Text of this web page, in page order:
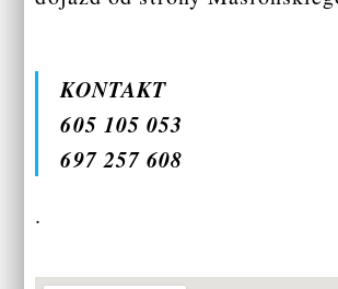
KONTAKT
605 105 053
697 257 608
.